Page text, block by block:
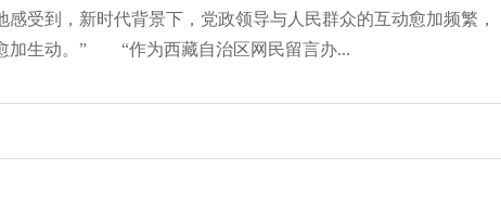
感受到，新时代背景下，党政领导与人民群众的互动愈加频繁，
加生动。” “作为西藏自治区网民留言办...